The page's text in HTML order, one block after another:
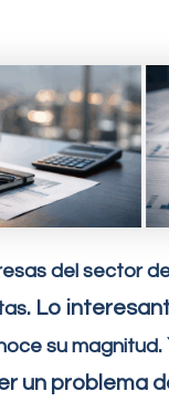
del sector
. Lo
su magnitud.
un problema